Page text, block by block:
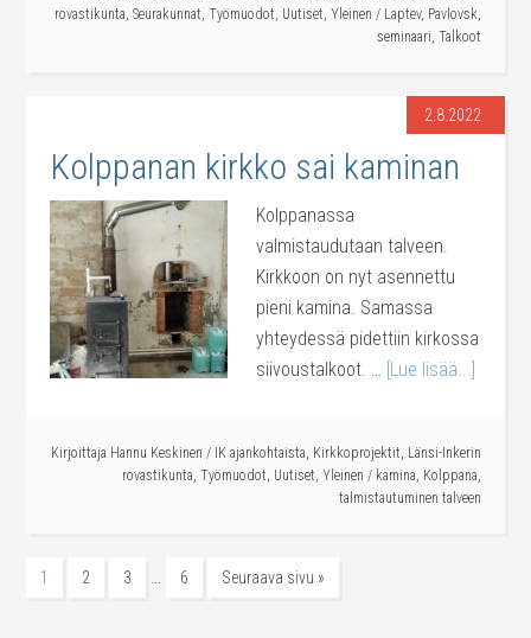
rovastikunta, Seurakunnat, Työmuodot, Uutiset, Yleinen / Laptev, Pavlovsk,
seminaari, Talkoot
2.8.2022
Kolppanan kirkko sai kaminan
Kolppanassa
valmistaudutaan talveen.
Kirkkoon on nyt asennettu
pieni kamina. Samassa
yhteydessä pidettiin kirkossa
siivoustalkoot. … [Lue lisää...]
Kirjoittaja Hannu Keskinen / IK ajankohtaista, Kirkkoprojektit, Länsi-Inkerin
rovastikunta, Työmuodot, Uutiset, Yleinen / kamina, Kolppana,
talmistautuminen talveen
1 2 3 … 6 Seuraava sivu »